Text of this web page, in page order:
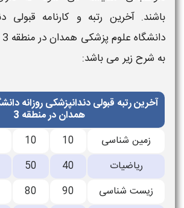
باشند.آخرین رتبه و کارنامه قبولی
دانشگاه علوم پزشکی همداندر منطقه 3
به شرح زیر می باشد:
آخرین رتبه قبولی دندانپزشکی روزانه
همدان در منطقه 3
زمین شناسی
10
10
ریاضیات
40
50
زیست شناسی
90
80